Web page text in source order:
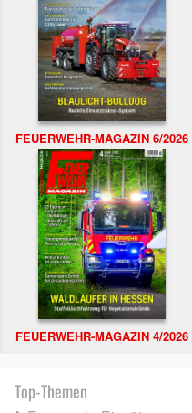
FEUERWEHR-MAGAZIN 6/2026
FEUERWEHR-MAGAZIN 4/2026
Top-Themen